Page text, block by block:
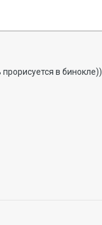
в бинокле))